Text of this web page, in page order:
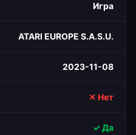
Игра
ATARI EUROPE S.A.S.U.
2023-11-08
✕ Нет
✓ Да